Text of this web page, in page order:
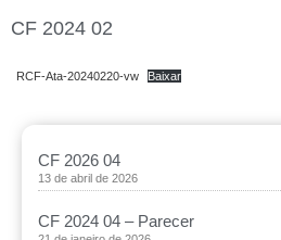
CF 2024 02
RCF-Ata-20240220-vw Baixar
CF 2026 04
13 de abril de 2026
CF 2024 04 – Parecer